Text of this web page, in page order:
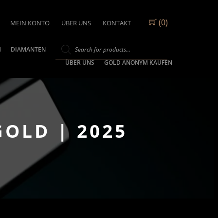
(0)
MEIN KONTO ÜBER UNS KONTAKT
DIAMANTEN
ÜBER UNS
GOLD ANONYM KAUFEN
| 2025